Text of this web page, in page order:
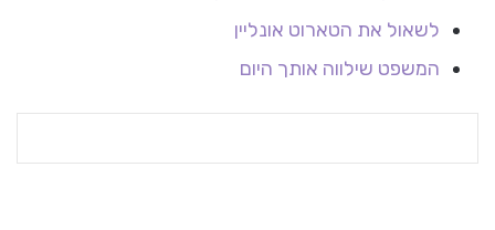
לשאול את הטארוט אונליין
המשפט שילווה אותך היום